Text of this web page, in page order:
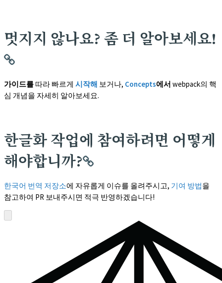
멋지지 않나요? 좀 더 알아보세요!
가이드를 따라 빠르게 시작해 보거나, Concepts에서 webpack의 핵
심 개념을 자세히 알아보세요.
한글화 작업에 참여하려면 어떻게
해야합니까?
한국어 번역 저장소에 자유롭게 이슈를 올려주시고, 기여 방법을
참고하여 PR 보내주시면 적극 반영하겠습니다!